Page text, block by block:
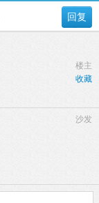
回复
楼主
收藏
沙发